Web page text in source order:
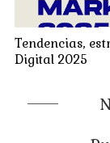
Tendencias,
Digital 2025